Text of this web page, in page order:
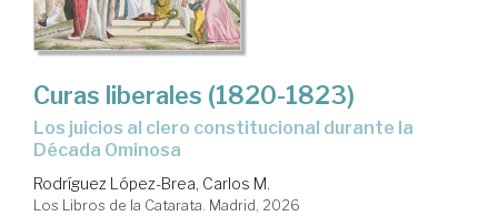
Curas liberales (1820-1823)
Los juicios al clero constitucional durante la
Década Ominosa
Rodríguez López-Brea, Carlos M.
Los Libros de la Catarata. Madrid, 2026